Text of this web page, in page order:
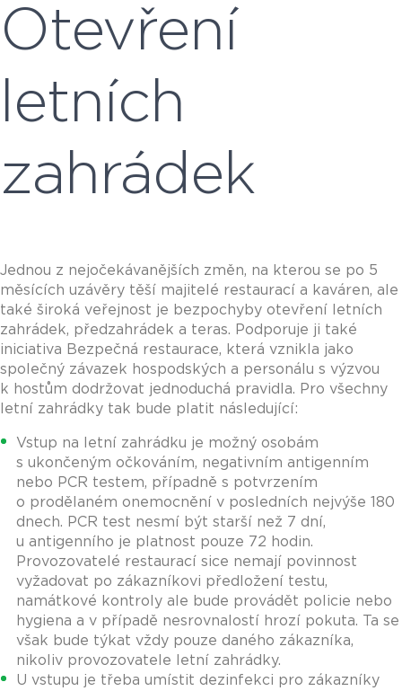
Otevření
letních
zahrádek
Jednou z nejočekávanějších změn, na kterou se po 5
měsících uzávěry těší majitelé restaurací a kaváren, ale
také široká veřejnost je bezpochyby otevření letních
zahrádek, předzahrádek a teras. Podporuje ji také
iniciativa Bezpečná restaurace, která vznikla jako
společný závazek hospodských a personálu s výzvou
k hostům dodržovat jednoduchá pravidla. Pro všechny
letní zahrádky tak bude platit následující:
Vstup na letní zahrádku je možný osobám
s ukončeným očkováním, negativním antigenním
nebo PCR testem, případně s potvrzením
o prodělaném onemocnění v posledních nejvýše 180
dnech. PCR test nesmí být starší než 7 dní,
u antigenního je platnost pouze 72 hodin.
Provozovatelé restaurací sice nemají povinnost
vyžadovat po zákazníkovi předložení testu,
namátkové kontroly ale bude provádět policie nebo
hygiena a v případě nesrovnalostí hrozí pokuta. Ta se
však bude týkat vždy pouze daného zákazníka,
nikoliv provozovatele letní zahrádky.
U vstupu je třeba umístit dezinfekci pro zákazníky